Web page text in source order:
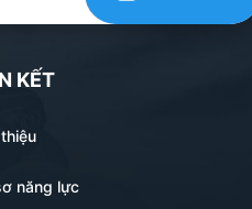
KẾT
năng lực